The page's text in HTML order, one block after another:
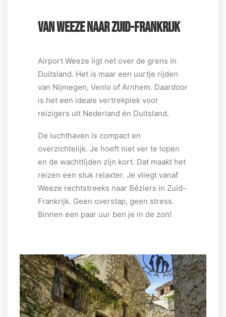
VAN WEEZE NAAR ZUID-FRANKRIJK
Airport Weeze ligt net over de grens in
Duitsland. Het is maar een uurtje rijden
van Nijmegen, Venlo of Arnhem. Daardoor
is het een ideale vertrekplek voor
reizigers uit Nederland én Duitsland.
De luchthaven is compact en
overzichtelijk. Je hoeft niet ver te lopen
en de wachttijden zijn kort. Dat maakt het
reizen een stuk relaxter. Je vliegt vanaf
Weeze rechtstreeks naar Béziers in Zuid-
Frankrijk. Geen overstap, geen stress.
Binnen een paar uur ben je in de zon!